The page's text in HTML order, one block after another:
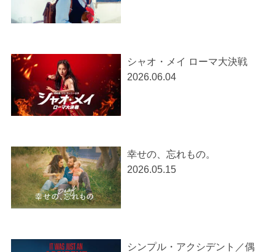
シャオ・メイ ローマ大決戦
2026.06.04
幸せの、忘れもの。
2026.05.15
シンプル・アクシデント／偶